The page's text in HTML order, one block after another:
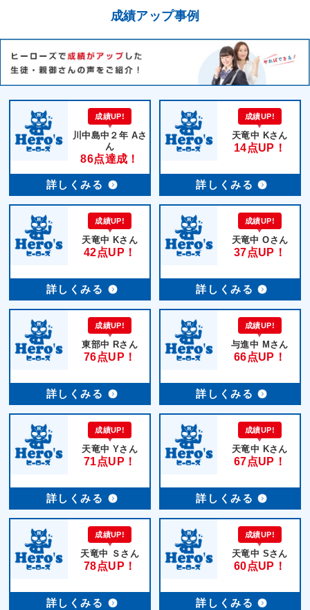
成績アップ事例
成績UP!
川中島中２年 Aさ
ん
86点達成！
詳しくみる
成績UP!
天竜中 Kさん
14点UP！
詳しくみる
成績UP!
天竜中 Kさん
42点UP！
詳しくみる
成績UP!
天竜中 Oさん
37点UP！
詳しくみる
成績UP!
東部中 Rさん
76点UP！
詳しくみる
成績UP!
与進中 Mさん
66点UP！
詳しくみる
成績UP!
天竜中 Yさん
71点UP！
詳しくみる
成績UP!
天竜中 Kさん
67点UP！
詳しくみる
成績UP!
天竜中 Ｓさん
78点UP！
詳しくみる
成績UP!
天竜中 Sさん
60点UP！
詳しくみる